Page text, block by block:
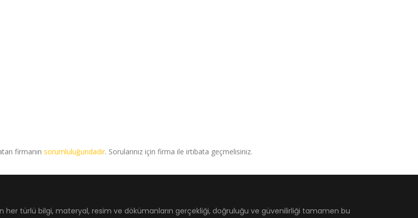
firmanın sorumluluğundadır. Sorularınız için firma ile irtibata geçmelisiniz.
türlü bilgi, materyal, resim ve dökümanların gerçekliği, doğruluğu ve güvenilirliği tamamen bu